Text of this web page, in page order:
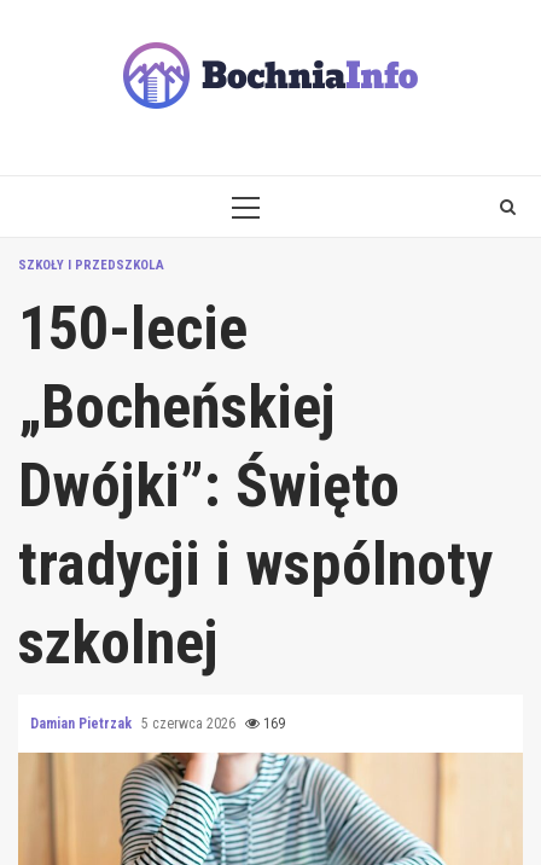
PRIMARY
SZKOŁY I PRZEDSZKOLA
150-lecie
„Bocheńskiej
Dwójki”: Święto
tradycji i wspólnoty
szkolnej
Damian Pietrzak 5 czerwca 2026 169